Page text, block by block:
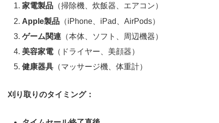
家電製品 （掃除機、炊飯器、エアコン）
Apple製品 （iPhone、iPad、AirPods）
ゲーム関連 （本体、ソフト、周辺機器）
美容家電（ドライヤー、美顔器）
健康器具 （マッサージ機、体重計）
刈り取りのタイミング：